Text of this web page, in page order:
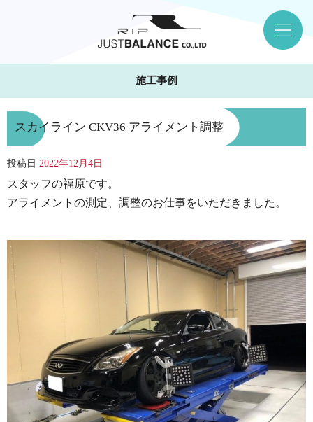
施工事例
スカイライン CKV36 アライメント調整
投稿日 2022年12月4日
スタッフの福原です。
アライメントの測定、調整のお仕事をいただきました。